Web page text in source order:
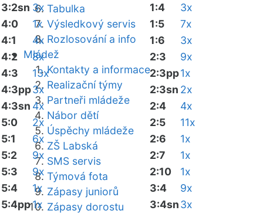
Tabulka
Výsledkový servis
Rozlosování a info
Mládež
Kontakty a informace
Realizační týmy
Partneři mládeže
Nábor dětí
Úspěchy mládeže
ZŠ Labská
SMS servis
Týmová fota
Zápasy juniorů
Zápasy dorostu
3:2sn 3x
4:0
1x
4:1
4x
4:2
8x
4:3
13x
4:3pp3x
4:3sn 4x
5:0
2x
5:1
6x
5:2
9x
5:3
9x
5:4
1x
5:4pp1x
1:4
3x
1:5
7x
1:6
3x
2:3
9x
2:3pp1x
2:3sn 2x
2:4
4x
2:5
11x
2:6
1x
2:7
1x
2:10
1x
3:4
9x
3:4sn3x